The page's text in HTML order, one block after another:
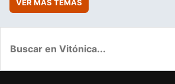
VER MÁS TEMAS